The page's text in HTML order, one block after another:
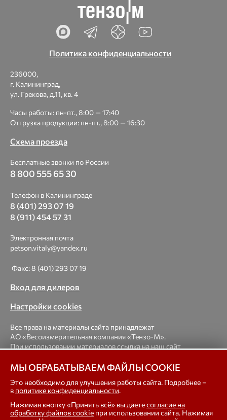
Политика конфиденциальности
236000,
г. Калининград,
ул. Грекова, д.11, кв. 4
Часы работы: пн-пт., 8:00 — 17:40
Отгрузка продукции: пн-пт., 8:00 — 16:30
Схема проезда
Бесплатные звонки по России
8 800 555 65 30
Телефон в Калининграде
8 (401) 293 07 19
8 (911) 454 57 31
Электронная почта
petson.vitaly@yandex.ru
Факс: 8 (401) 293 07 19
Вход для дилеров
Настройки cookies
Все права на материалы сайта принадлежат
АО «Весоизмерительная компания «Тензо-М».
При использовании материалов ссылка на наш сайт
© 1998-2026 Весоизмерительная компания «Тензо-М» —
платформенные, крановые, вагонные, бункерные,
автомобильные весы, весовые дозаторы для фасовки,
тензодатчики
МЫ ОБРАБАТЫВАЕМ ФАЙЛЫ COOKIE
Это необходимо для улучшения работы сайта. Подробнее –
в политике конфиденциальности.
Нажимая кнопку «Принять всё» вы даетесогласие на
обработку файлов cookie при использовании сайта. Нажимая